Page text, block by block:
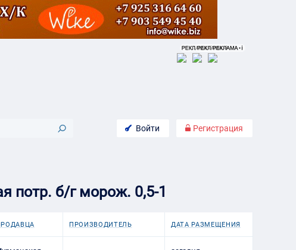
Войти Регистрация
потр. б/г морож. 0,5-1
ПРОИЗВОДИТЕЛЬ ДАТА РАЗМЕЩЕНИЯ